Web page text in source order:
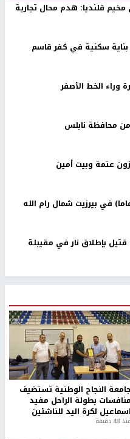
مخيم قلنديا: هدم محال تجارية
بناية سكنية في كفر قاسم
وراء الخط الأصفر
عتمة وبيت أمين
قتيل بإطلاق نار في مقيبلة
جامعة النجاح الوطنية تستضيف
منافسات بطولة الراحل مفيد
اسماعيل لكرة اليد للناشئين
منذ 48 دقيقة